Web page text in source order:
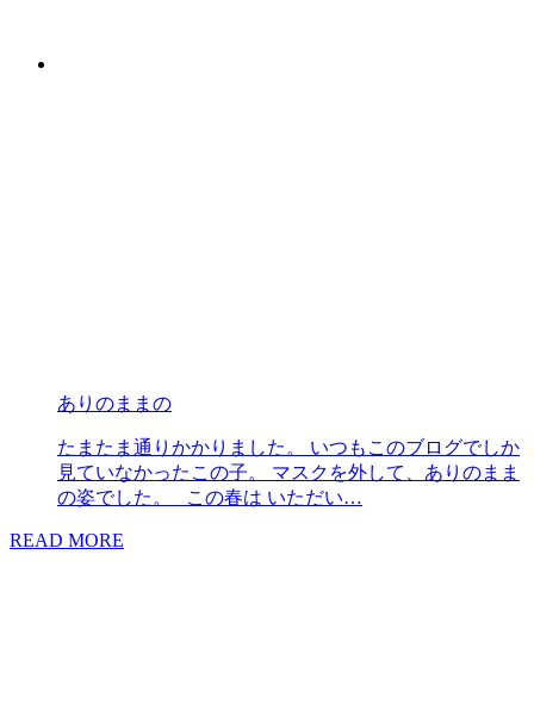
ありのままの
たまたま通りかかりました。 いつもこのブログでしか
見ていなかったこの子。 マスクを外して、ありのまま
の姿でした。 この春は いただい…
READ MORE